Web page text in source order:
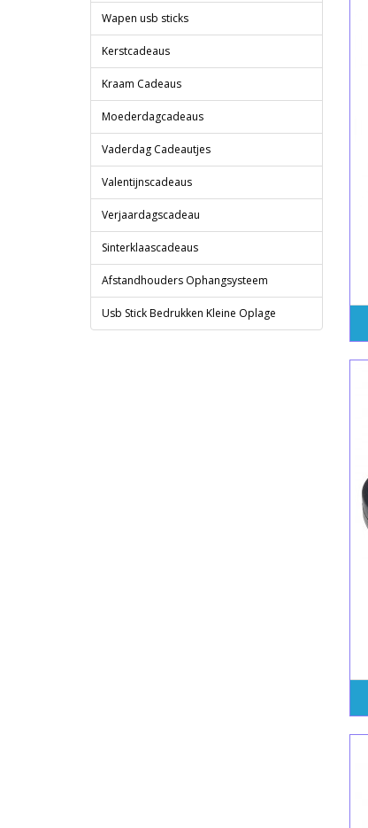
Wapen usb sticks
Kerstcadeaus
Kraam Cadeaus
Moederdagcadeaus
Vaderdag Cadeautjes
Valentijnscadeaus
Verjaardagscadeau
Sinterklaascadeaus
Afstandhouders Ophangsysteem
Usb Stick Bedrukken Kleine Oplage